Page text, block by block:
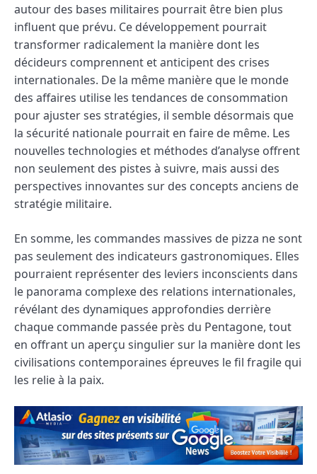
autour des bases militaires pourrait être bien plus
influent que prévu. Ce développement pourrait
transformer radicalement la manière dont les
décideurs comprennent et anticipent des crises
internationales. De la même manière que le monde
des affaires utilise les tendances de consommation
pour ajuster ses stratégies, il semble désormais que
la sécurité nationale pourrait en faire de même. Les
nouvelles technologies et méthodes d’analyse offrent
non seulement des pistes à suivre, mais aussi des
perspectives innovantes sur des concepts anciens de
stratégie militaire.
En somme, les commandes massives de pizza ne sont
pas seulement des indicateurs gastronomiques. Elles
pourraient représenter des leviers inconscients dans
le panorama complexe des relations internationales,
révélant des dynamiques approfondies derrière
chaque commande passée près du Pentagone, tout
en offrant un aperçu singulier sur la manière dont les
civilisations contemporaines épreuves le fil fragile qui
les relie à la paix.